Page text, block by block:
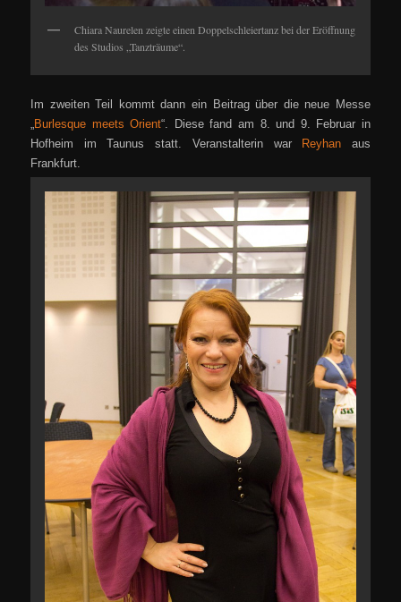
Chiara Naurelen zeigte einen Doppelschleiertanz bei der Eröffnung
des Studios „Tanzträume“.
Im zweiten Teil kommt dann ein Beitrag über die neue Messe
Burlesque meets Orient“. Diese fand am 8. und 9. Februar in
Hofheim im Taunus statt. Veranstalterin war Reyhan aus
Frankfurt.